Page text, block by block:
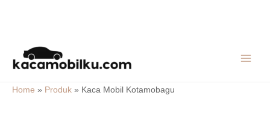
content
Home » Produk » Kaca Mobil Kotamobagu